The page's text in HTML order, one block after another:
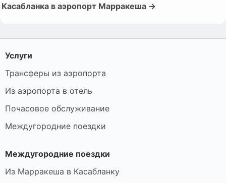
Касабланка в аэропорт Марракеша →
Услуги
Трансферы из аэропорта
Из аэропорта в отель
Почасовое обслуживание
Междугородние поездки
Междугородние поездки
Из Марракеша в Касабланку